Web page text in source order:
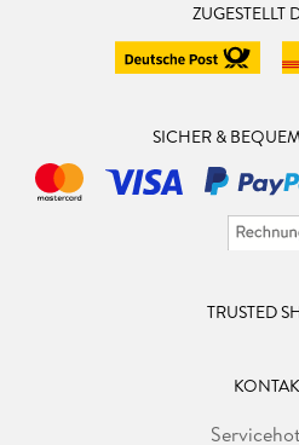
ZUGESTELLT
SICHER &
TRUSTED